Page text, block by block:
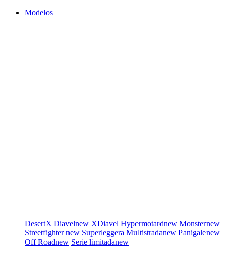
Modelos
DesertX Diavelnew XDiavel Hypermotardnew Monsternew
Streetfighternew Superleggera Multistradanew Panigalenew
Off Roadnew Serie limitadanew